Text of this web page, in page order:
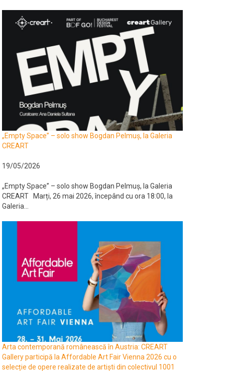
„Empty Space” – solo show Bogdan Pelmuș, la Galeria
CREART
19/05/2026
„Empty Space” – solo show Bogdan Pelmuș, la Galeria
CREART Marți, 26 mai 2026, începând cu ora 18:00, la
Galeria...
Arta contemporană românească în Austria: CREART
Gallery participă la Affordable Art Fair Vienna 2026 cu o
selecție de opere realizate de artiști din colectivul 1001